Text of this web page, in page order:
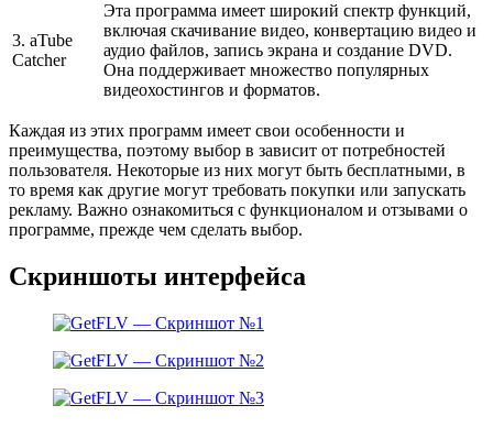
3. aTube
Catcher
Эта программа имеет широкий спектр функций,
включая скачивание видео, конвертацию видео и
аудио файлов, запись экрана и создание DVD.
Она поддерживает множество популярных
видеохостингов и форматов.
Каждая из этих программ имеет свои особенности и
преимущества, поэтому выбор в зависит от потребностей
пользователя. Некоторые из них могут быть бесплатными, в
то время как другие могут требовать покупки или запускать
рекламу. Важно ознакомиться с функционалом и отзывами о
программе, прежде чем сделать выбор.
Скриншоты интерфейса